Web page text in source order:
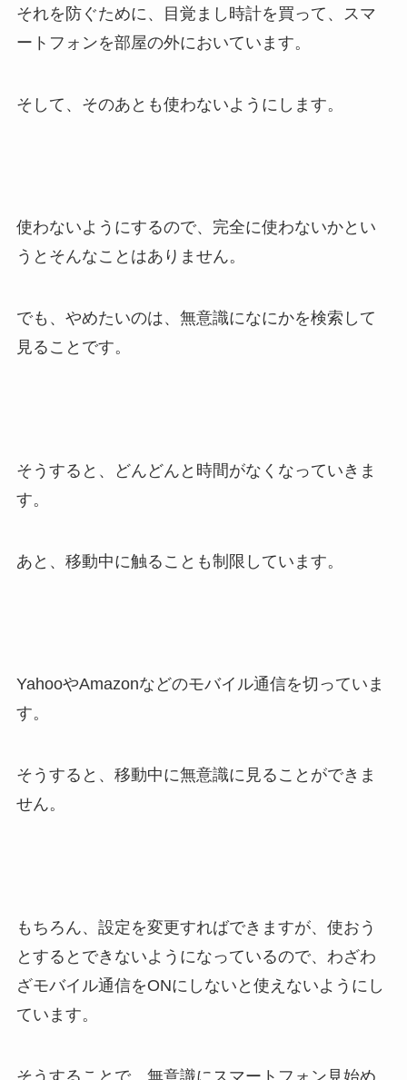
それを防ぐために、目覚まし時計を買って、スマ
ートフォンを部屋の外においています。
そして、そのあとも使わないようにします。
使わないようにするので、完全に使わないかとい
うとそんなことはありません。
でも、やめたいのは、無意識になにかを検索して
見ることです。
そうすると、どんどんと時間がなくなっていきま
す。
あと、移動中に触ることも制限しています。
YahooやAmazonなどのモバイル通信を切っていま
す。
そうすると、移動中に無意識に見ることができま
せん。
もちろん、設定を変更すればできますが、使おう
とするとできないようになっているので、わざわ
ざモバイル通信をONにしないと使えないようにし
ています。
そうすることで、無意識にスマートフォン見始め